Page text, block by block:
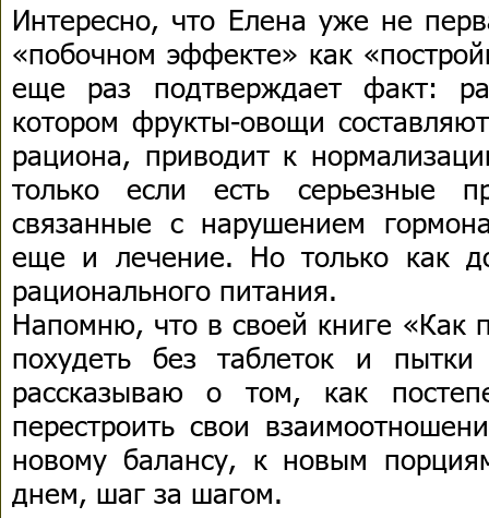
Интересно, что Елена уже не
«побочном эффекте» как
еще раз подтверждает факт:
котором фрукты-овощи
рациона, приводит к
только если есть серьезные
связанные с нарушением
еще и лечение. Но только как
рационального питания.
Напомню, что в своей книге «Как
похудеть без таблеток и
рассказываю о том, как
перестроить свои
новому балансу, к новым
днем, шаг за шагом.